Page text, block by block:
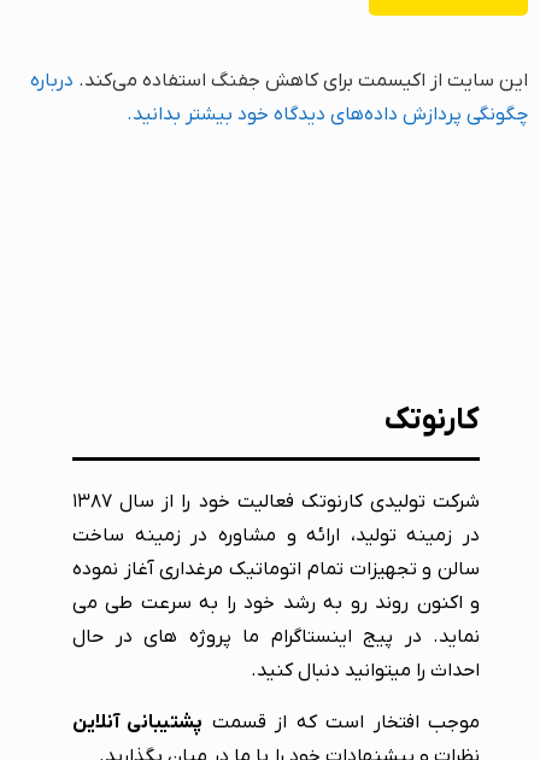
این سایت از اکیسمت برای کاهش جفنگ استفاده می‌کند. درباره
چگونگی پردازش داده‌های دیدگاه خود بیشتر بدانید.
کارنوتک
شرکت تولیدی کارنوتک فعالیت خود را از سال ۱۳۸۷
در زمینه تولید، ارائه و مشاوره در زمینه ساخت
سالن و تجهیزات تمام اتوماتیک مرغداری آغاز نموده
و اکنون روند رو به رشد خود را به سرعت طی می
نماید. در پیج اینستاگرام ما پروژه های در حال
احداث را میتوانید دنبال کنید.
موجب افتخار است که از قسمت پشتیبانی آنلاین